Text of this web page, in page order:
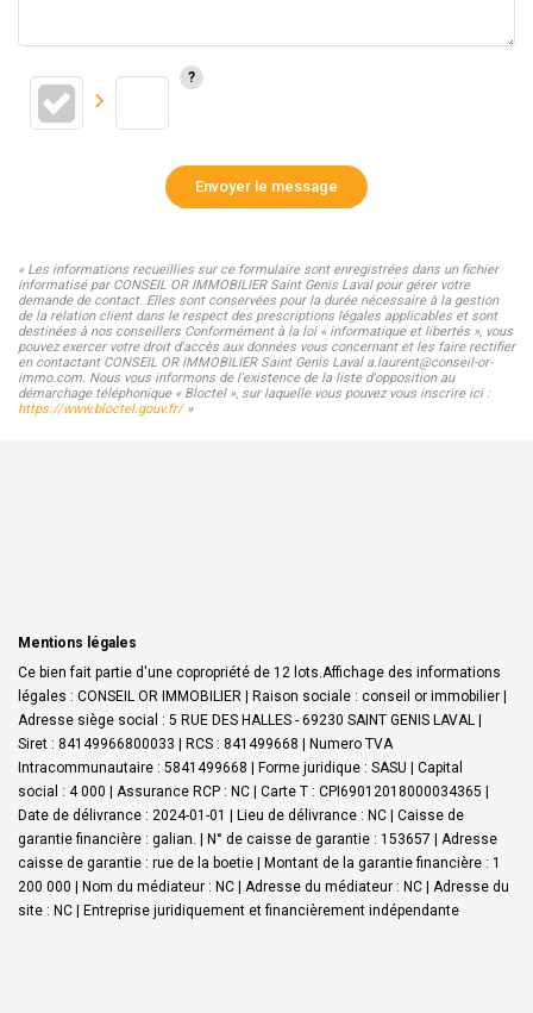
Envoyer le message
« Les informations recueillies sur ce formulaire sont enregistrées dans un fichier
informatisé par CONSEIL OR IMMOBILIER Saint Genis Laval pour gérer votre
demande de contact. Elles sont conservées pour la durée nécessaire à la gestion
de la relation client dans le respect des prescriptions légales applicables et sont
destinées à nos conseillers Conformément à la loi « informatique et libertés », vous
pouvez exercer votre droit d'accès aux données vous concernant et les faire rectifier
en contactant CONSEIL OR IMMOBILIER Saint Genis Laval a.laurent@conseil-or-
immo.com. Nous vous informons de l'existence de la liste d'opposition au
démarchage téléphonique « Bloctel », sur laquelle vous pouvez vous inscrire ici :
https://www.bloctel.gouv.fr/»
Mentions légales
Ce bien fait partie d'une copropriété de 12 lots.Affichage des informations
légales : CONSEIL OR IMMOBILIER | Raison sociale : conseil or immobilier |
Adresse siège social : 5 RUE DES HALLES - 69230 SAINT GENIS LAVAL |
Siret : 84149966800033 | RCS : 841499668 | Numero TVA
Intracommunautaire : 5841499668 | Forme juridique : SASU | Capital
social : 4 000 | Assurance RCP : NC | Carte T : CPI69012018000034365 |
Date de délivrance : 2024-01-01 | Lieu de délivrance : NC | Caisse de
garantie financière : galian. | N° de caisse de garantie : 153657 | Adresse
caisse de garantie : rue de la boetie | Montant de la garantie financière : 1
200 000 | Nom du médiateur : NC | Adresse du médiateur : NC | Adresse du
site : NC | Entreprise juridiquement et financièrement indépendante